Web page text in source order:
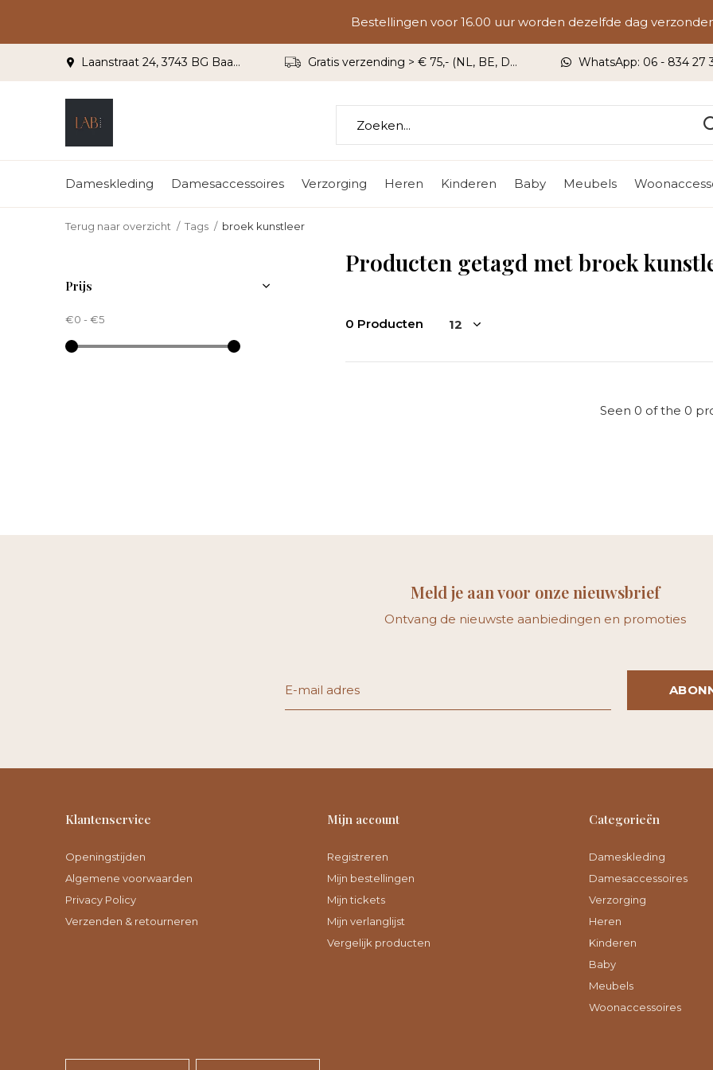
Dameskleding Damesaccessoires Verzorging Heren Kinderen Baby Meubels
Laanstraat 24, 3743 BG Baarn Gratis verzending > € 75,- (NL, BE, DU) WhatsApp: 06 - 834 27
Bestellingen voor 16.00 uur worden dezelfde dag
Terug naar overzicht Tags broek kunstleer
Producten getagd met broek
0 Producten
Seen 0 of the 0
Prijs
€0 - €5
Meld je aan voor onze nieuwsbrief
Ontvang de nieuwste aanbiedingen en promoties
Klantenservice
Openingstijden
Algemene voorwaarden
Privacy Policy
Verzenden & retourneren
Mijn account
Registreren
Mijn bestellingen
Mijn tickets
Mijn verlanglijst
Vergelijk producten
Categorieën
Dameskleding
Damesaccessoires
Verzorging
Heren
Kinderen
Baby
Meubels
Woonaccessoires